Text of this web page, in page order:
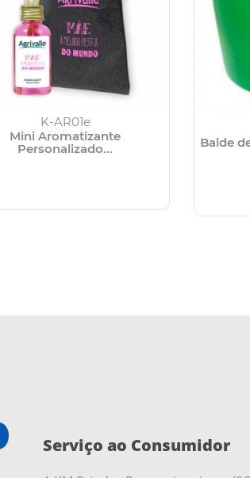
K-AR01e
Mini Aromatizante
Personalizado...
Balde
Serviço ao Consumidor